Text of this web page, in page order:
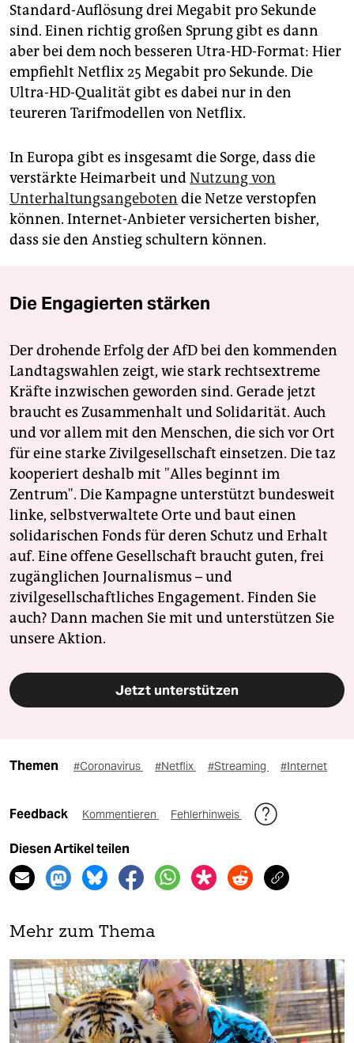
Standard-Auflösung drei Megabit pro Sekunde
sind. Einen richtig großen Sprung gibt es dann
aber bei dem noch besseren Utra-HD-Format: Hier
empfiehlt Netflix 25 Megabit pro Sekunde. Die
Ultra-HD-Qualität gibt es dabei nur in den
teureren Tarifmodellen von Netflix.
In Europa gibt es insgesamt die Sorge, dass die
verstärkte Heimarbeit undNutzung von
Unterhaltungsangeboten die Netze verstopfen
können. Internet-Anbieter versicherten bisher,
dass sie den Anstieg schultern können.
Die Engagierten stärken
Der drohende Erfolg der AfD bei den kommenden
Landtagswahlen zeigt, wie stark rechtsextreme
Kräfte inzwischen geworden sind. Gerade jetzt
braucht es Zusammenhalt und Solidarität. Auch
und vor allem mit den Menschen, die sich vor Ort
für eine starke Zivilgesellschaft einsetzen. Die taz
kooperiert deshalb mit "Alles beginnt im
Zentrum". Die Kampagne unterstützt bundesweit
linke, selbstverwaltete Orte und baut einen
solidarischen Fonds für deren Schutz und Erhalt
auf. Eine offene Gesellschaft braucht guten, frei
zugänglichen Journalismus – und
zivilgesellschaftliches Engagement. Finden Sie
auch? Dann machen Sie mit und unterstützen Sie
unsere Aktion.
Jetzt unterstützen
Themen #Coronavirus #Netflix #Streaming #Internet
Feedback Kommentieren Fehlerhinweis
Diesen Artikel teilen
Mehr zum Thema